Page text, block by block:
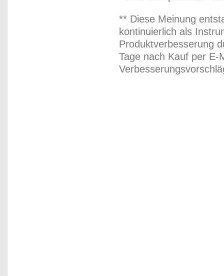
** Diese Meinung
kontinuierlich als
Produktverbesserung
Tage nach Kauf per E-